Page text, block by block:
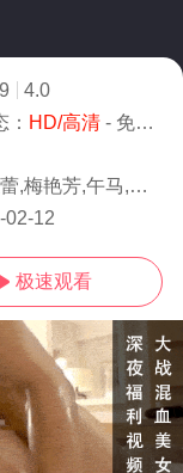
4.0
： HD/高清- 免费在线观看
艳芳,午马,柯俊雄,
02-12
 极速观看